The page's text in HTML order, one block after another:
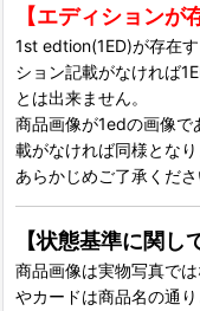
【エディションが
1st edtion(1ED)が存在
ション記載がなければ
とは出来ません。
商品画像が1edの画像で
載がなければ同様となり
あらかじめご了承くださ
【状態基準に関し
商品画像は実物写真で
やカードは商品名の通